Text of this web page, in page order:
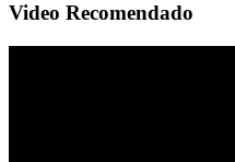
Video Recomendado